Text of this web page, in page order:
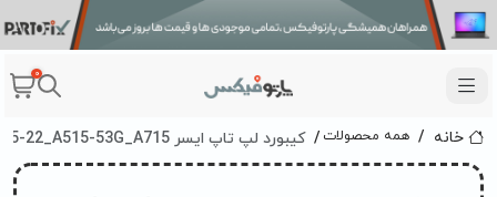
0
خانه همه محصولات کیبورد لپ تاپ ایسر Acer A315-22_A515-53G_A715 فلت کج به همراه دکمه پاور